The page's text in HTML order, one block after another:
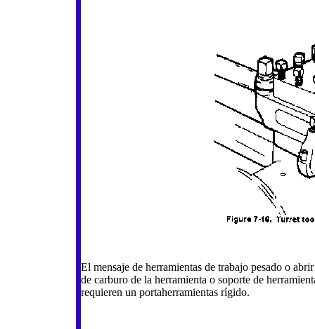
El mensaje de herramientas de trabajo pesado o
de carburo de la herramienta o soporte de
requieren un portaherramientas rígido.